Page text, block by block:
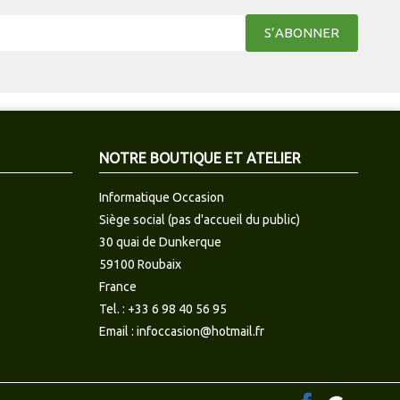
NOTRE BOUTIQUE ET ATELIER
Informatique Occasion
Siège social (pas d'accueil du public)
30 quai de Dunkerque
59100 Roubaix
France
Tel. : +33 6 98 40 56 95
Email : infoccasion@hotmail.fr